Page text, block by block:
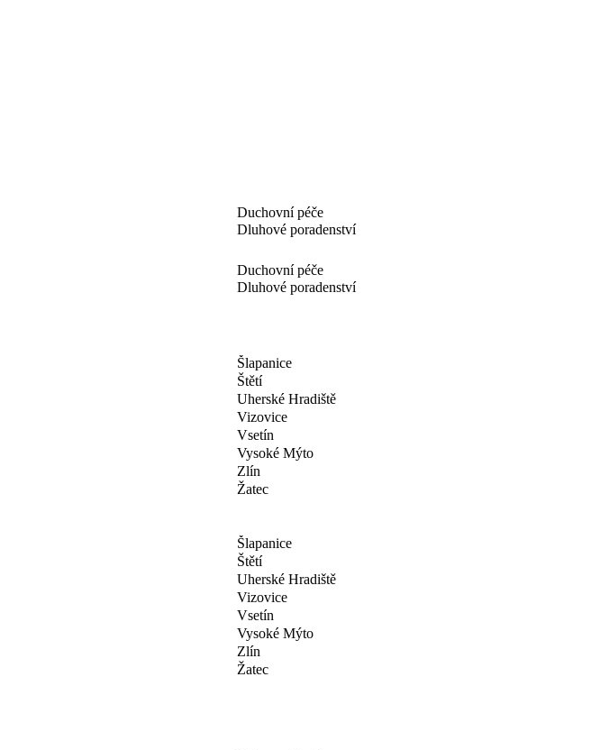
Duchovní péče
Dluhové poradenství
Duchovní péče
Dluhové poradenství
Šlapanice
Štětí
Uherské Hradiště
Vizovice
Vsetín
Vysoké Mýto
Zlín
Žatec
Šlapanice
Štětí
Uherské Hradiště
Vizovice
Vsetín
Vysoké Mýto
Zlín
Žatec